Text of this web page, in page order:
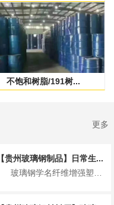
不饱和树脂/191树...
更多
【贵州玻璃钢制品】日常生...
玻璃钢学名纤维增强塑料，是以玻璃纤维为增强材料、树脂为基体复合而成的轻质高强材...